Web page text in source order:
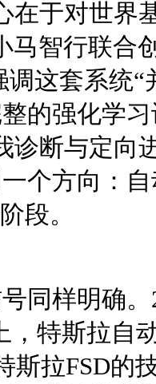
在于对世界
马智行联合
调这套系统
的强化学
诊断与定向
个方向：
段。
同样明确
，特斯拉自
斯拉FSD的